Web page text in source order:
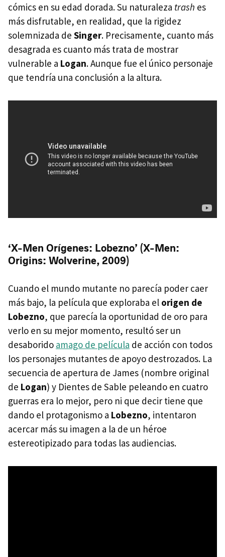
cómics en su edad dorada. Su naturaleza trash es
más disfrutable, en realidad, que la rigidez
solemnizada de Singer. Precisamente, cuanto más
desagrada es cuanto más trata de mostrar
vulnerable a Logan. Aunque fue el único personaje
que tendría una conclusión a la altura.
‘X-Men Orígenes: Lobezno’ (X-Men:
Origins: Wolverine, 2009)
Cuando el mundo mutante no parecía poder caer
más bajo, la película que exploraba el origen de
Lobezno, que parecía la oportunidad de oro para
verlo en su mejor momento, resultó ser un
desaborido amago de película de acción con todos
los personajes mutantes de apoyo destrozados. La
secuencia de apertura de James (nombre original
de Logan) y Dientes de Sable peleando en cuatro
guerras era lo mejor, pero ni que decir tiene que
dando el protagonismo a Lobezno, intentaron
acercar más su imagen a la de un héroe
estereotipizado para todas las audiencias.